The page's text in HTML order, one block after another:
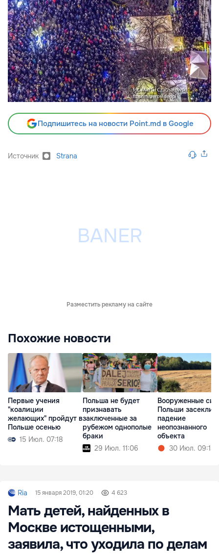
Подпишитесь на новости Point.md в Google
Источник Strana
Разместить рекламу на сайте
Похожие новости
Первые учения
"коалиции
желающих" пройдут в
Польше осенью
15 Июл. 07:18
Польша не будет
признавать
заключенные за
рубежом однополые
браки
29 Июл. 11:06
Вооруженные
Польши засекли
падение
неопознанного
объекта
30 Июл. 09:13
Ria 15 января 2019, 01:20 4 623
Мать детей, найденных в
Москве истощенными,
заявила, что уходила по делам